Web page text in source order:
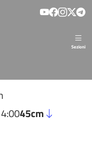
Sezioni
45cm